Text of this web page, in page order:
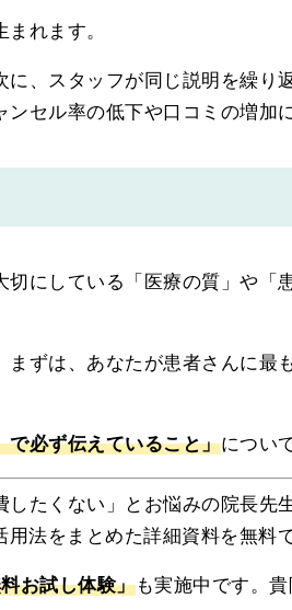
れます。
、スタッフが同じ説明を繰り
セル率の低下や口コミの増加
にしている「医療の質」や「
ずは、あなたが患者さんに
で必ず伝えていること」につい
たくない」とお悩みの院長
法をまとめた詳細資料を無料
お試し体験」も実施中です。